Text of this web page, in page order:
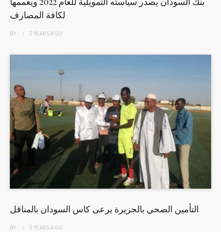
لكافة المصارف
BY 5 YEARSAGO
التأمين الصحي بالجزيرة يرعى كاس السودان بالمناقل
BY 5 YEARSAGO